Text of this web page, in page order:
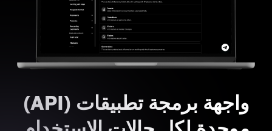
واجهة برمجة تطبيقات (API)